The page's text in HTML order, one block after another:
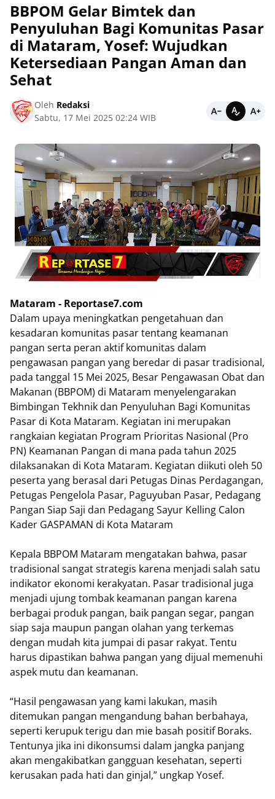
BBPOM Gelar Bimtek dan
Penyuluhan Bagi Komunitas Pasar
di Mataram, Yosef: Wujudkan
Ketersediaan Pangan Aman dan
Sehat
Oleh Redaksi
Sabtu, 17 Mei 2025 02:24 WIB
Mataram - Reportase7.com
Dalam upaya meningkatkan pengetahuan dan
kesadaran komunitas pasar tentang keamanan
pangan serta peran aktif komunitas dalam
pengawasan pangan yang beredar di pasar tradisional,
pada tanggal 15 Mei 2025, Besar Pengawasan Obat dan
Makanan (BBPOM) di Mataram menyelengarakan
Bimbingan Tekhnik dan Penyuluhan Bagi Komunitas
Pasar di Kota Mataram. Kegiatan ini merupakan
rangkaian kegiatan Program Prioritas Nasional (Pro
PN) Keamanan Pangan di mana pada tahun 2025
dilaksanakan di Kota Mataram. Kegiatan diikuti oleh 50
peserta yang berasal dari Petugas Dinas Perdagangan,
Petugas Pengelola Pasar, Paguyuban Pasar, Pedagang
Pangan Siap Saji dan Pedagang Sayur Kelling Calon
Kader GASPAMAN di Kota Mataram
Kepala BBPOM Mataram mengatakan bahwa, pasar
tradisional sangat strategis karena menjadi salah satu
indikator ekonomi kerakyatan. Pasar tradisional juga
menjadi ujung tombak keamanan pangan karena
berbagai produk pangan, baik pangan segar, pangan
siap saja maupun pangan olahan yang terkemas
dengan mudah kita jumpai di pasar rakyat. Tentu
harus dipastikan bahwa pangan yang dijual memenuhi
aspek mutu dan keamanan.
“Hasil pengawasan yang kami lakukan, masih
ditemukan pangan mengandung bahan berbahaya,
seperti kerupuk terigu dan mie basah positif Boraks.
Tentunya jika ini dikonsumsi dalam jangka panjang
akan mengakibatkan gangguan kesehatan, seperti
kerusakan pada hati dan ginjal,” ungkap Yosef.